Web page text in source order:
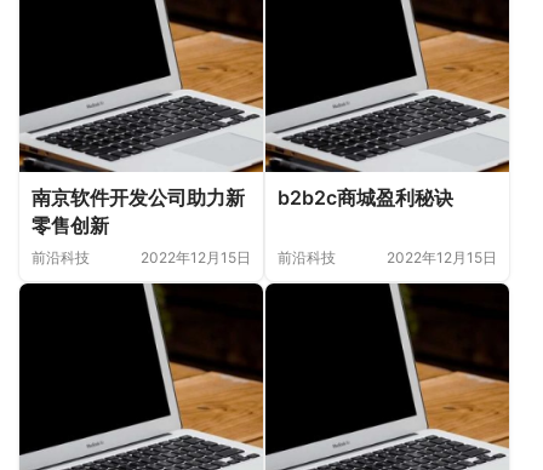
南京软件开发公司助力新
零售创新
前沿科技 2022年12月15日
b2b2c商城盈利秘诀
前沿科技 2022年12月15日